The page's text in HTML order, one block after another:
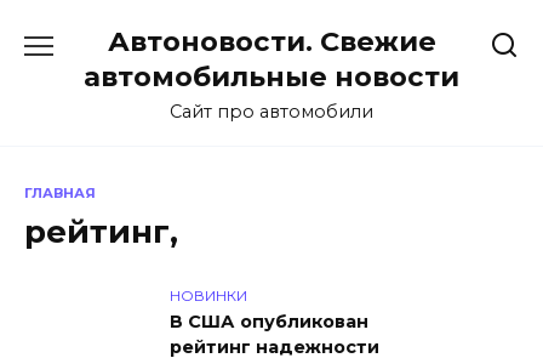
содержанию
Автоновости. Свежие
автомобильные новости
Сайт про автомобили
ГЛАВНАЯ
рейтинг,
НОВИНКИ
В США опубликован
рейтинг надежности